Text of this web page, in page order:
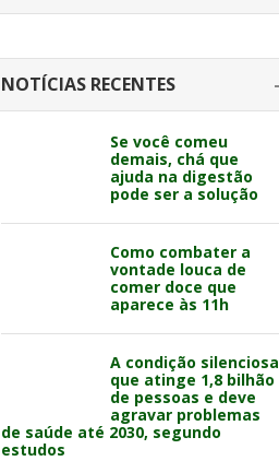
NOTÍCIAS RECENTES
Se você comeu
demais, chá que
ajuda na digestão
pode ser a solução
Como combater a
vontade louca de
comer doce que
aparece às 11h
A condição silenciosa
que atinge 1,8 bilhão
de pessoas e deve
agravar problemas
de saúde até 2030, segundo
estudos